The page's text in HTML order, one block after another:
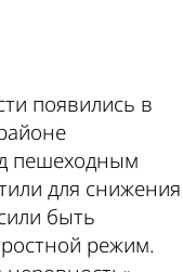
появились в
пешеходным
для снижения
быть
режим.